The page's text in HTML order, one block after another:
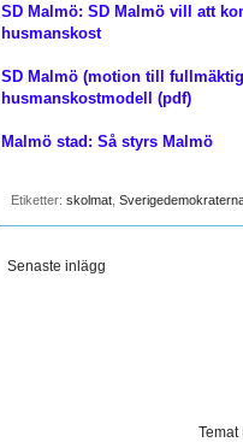
SD Malmö: SD Malmö vill att
husmanskost
SD Malmö (motion till
husmanskostmodell (pdf)
Malmö stad: Så styrs Malmö
Etiketter: skolmat
Senaste inlägg
Temat